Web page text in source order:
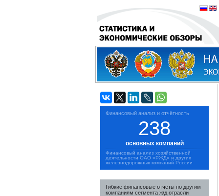
Финансовый анализ и отчётность
238
основных компаний
Финансовый анализ хозяйственной
деятельности ОАО «РЖД» и других
железнодорожных компаний России
Гибкие финансовые отчёты по другим
компаниям сегмента ж/д отрасли